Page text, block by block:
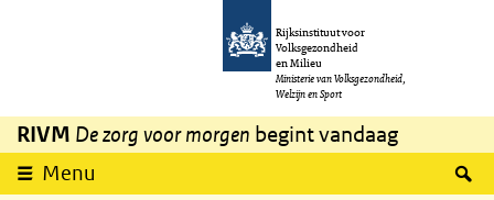
Overslaan en naar de inhoud gaan
Rijksinstituut voor
Volksgezondheid
en Milieu
Ministerie van Volksgezondheid,
Welzijn en Sport
RIVM De zorg voor morgen begint vandaag
Menu